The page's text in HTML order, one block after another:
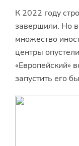
К 2022 году
завершили. Но
множество
центры
«Европейский»
запустить его